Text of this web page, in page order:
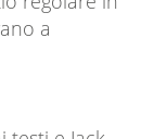
a